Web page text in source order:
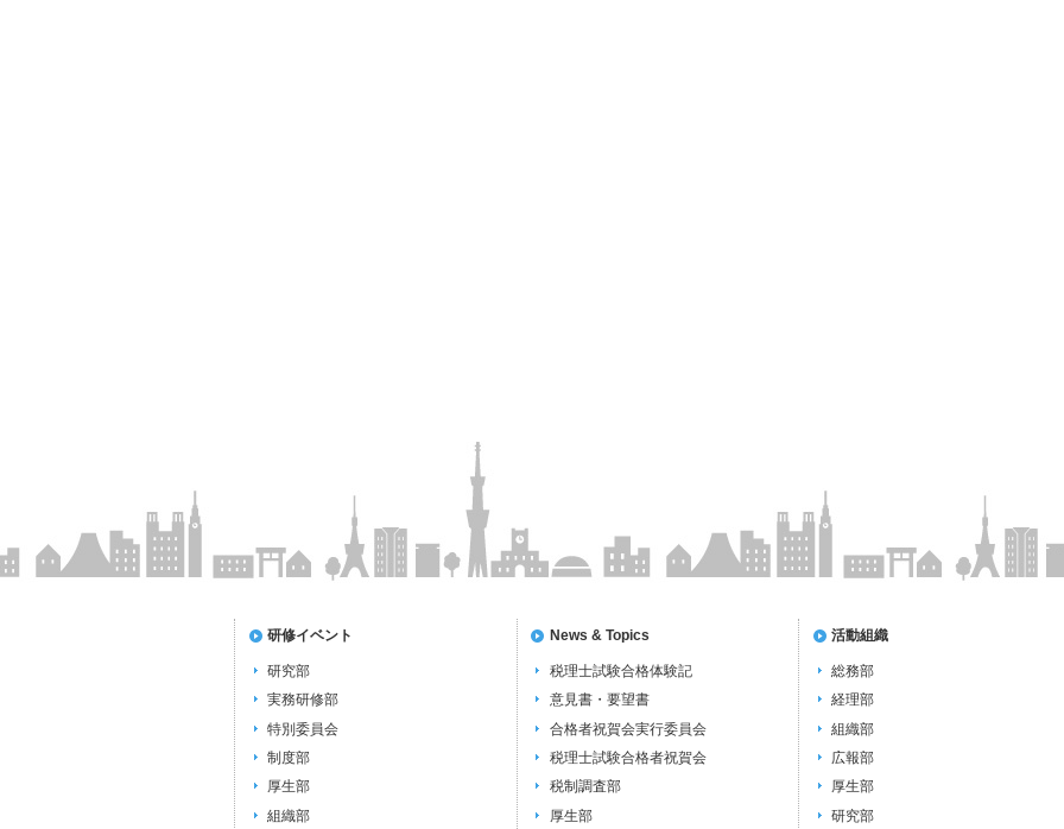
研修イベント
研究部
実務研修部
特別委員会
制度部
厚生部
組織部
News & Topics
税理士試験合格体験記
意見書・要望書
合格者祝賀会実行委員会
税理士試験合格者祝賀会
税制調査部
厚生部
活動組織
総務部
経理部
組織部
広報部
厚生部
研究部